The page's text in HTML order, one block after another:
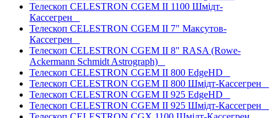
Телескоп CELESTRON CGEM II 1100 Шмідт-
Кассегрен
Телескоп CELESTRON CGEM II 7" Максутов-
Кассегрен
Телескоп CELESTRON CGEM II 8" RASA (Rowe-
Ackermann Schmidt Astrograph)
Телескоп CELESTRON CGEM II 800 EdgeHD
Телескоп CELESTRON CGEM II 800 Шмідт-Кассегрен
Телескоп CELESTRON CGEM II 925 EdgeHD
Телескоп CELESTRON CGEM II 925 Шмідт-Кассегрен